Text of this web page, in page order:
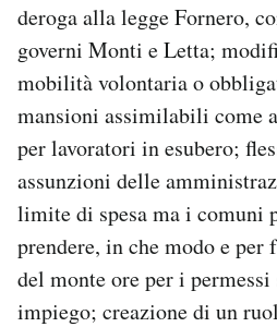
deroga alla legge Fornero,
governi Monti e Letta;
mobilità volontaria o
mansioni assimilabili come
per lavoratori in esubero;
assunzioni delle
limite di spesa ma i comuni
prendere, in che modo e per
del monte ore per i
impiego; creazione di un